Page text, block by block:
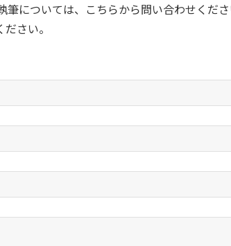
筆については、こちらから問い合わせくだ
さい。